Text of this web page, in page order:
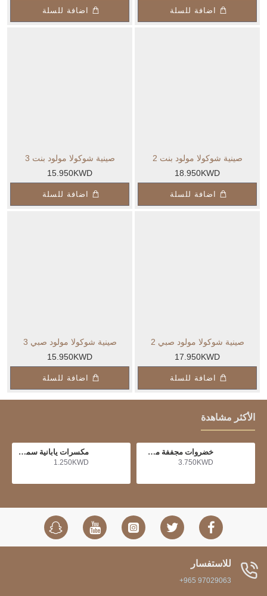
اضافة للسلة اضافة للسلة
صينية شوكولا مولود بنت 2
18.950KWD
اضافة للسلة
صينية شوكولا مولود بنت 3
15.950KWD
اضافة للسلة
صينية شوكولا مولود صبي 2
17.950KWD
اضافة للسلة
صينية شوكولا مولود صبي 3
15.950KWD
اضافة للسلة
الأكثر مشاهدة
خضروات مجففة مشكلة
3.750KWD
مكسرات يابانية سمبي حار
1.250KWD
للاستفسار
+965 97029063